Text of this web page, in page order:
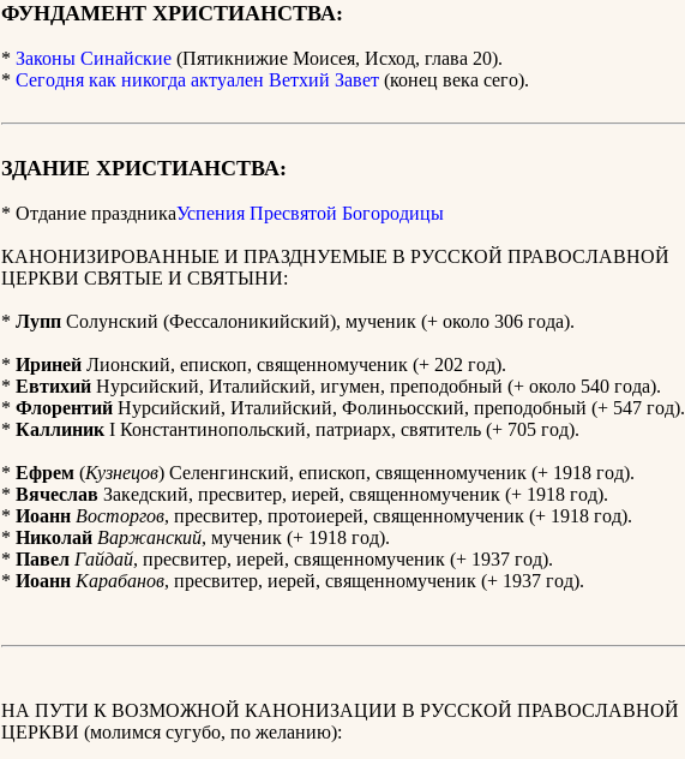
ФУНДАМЕНТ ХРИСТИАНСТВА:
* Законы Синайские (Пятикнижие Моисея, Исход, глава 20).
* Сегодня как никогда актуален Ветхий Завет (конец века сего).
ЗДАНИЕ ХРИСТИАНСТВА:
* Отдание праздникаУспения Пресвятой Богородицы
КАНОНИЗИРОВАННЫЕ И ПРАЗДНУЕМЫЕ В РУССКОЙ ПРАВОСЛАВНОЙ
ЦЕРКВИ СВЯТЫЕ И СВЯТЫНИ:
* Лупп Солунский (Фессалоникийский), мученик (+ около 306 года).
* Ириней Лионский, епископ, священномученик (+ 202 год).
* Евтихий Нурсийский, Италийский, игумен, преподобный (+ около 540 года).
* Флорентий Нурсийский, Италийский, Фолиньосский, преподобный (+ 547 год).
* Каллиник I Константинопольский, патриарх, святитель (+ 705 год).
* Ефрем (Кузнецов) Селенгинский, епископ, священномученик (+ 1918 год).
* Вячеслав Закедский, пресвитер, иерей, священномученик (+ 1918 год).
* Иоанн Восторгов, пресвитер, протоиерей, священномученик (+ 1918 год).
* Николай Варжанский, мученик (+ 1918 год).
* Павел Гайдай, пресвитер, иерей, священномученик (+ 1937 год).
* Иоанн Карабанов, пресвитер, иерей, священномученик (+ 1937 год).
НА ПУТИ К ВОЗМОЖНОЙ КАНОНИЗАЦИИ В РУССКОЙ ПРАВОСЛАВНОЙ
ЦЕРКВИ (молимся сугубо, по желанию):